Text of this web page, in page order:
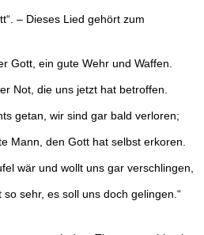
– Dieses Lied gehört zum
Gott, ein gute Wehr und Waffen.
Not, die uns jetzt hat betroffen.
getan, wir sind gar bald verloren;
Mann, den Gott hat selbst erkoren.
wär und wollt uns gar verschlingen,
sehr, es soll uns doch gelingen.“